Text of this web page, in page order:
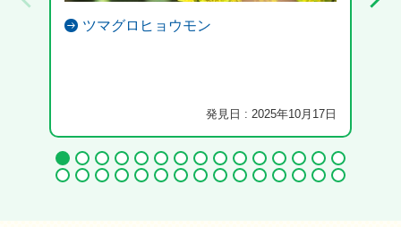
ツマグロヒョウモン
発見日 : 2025年10月17日